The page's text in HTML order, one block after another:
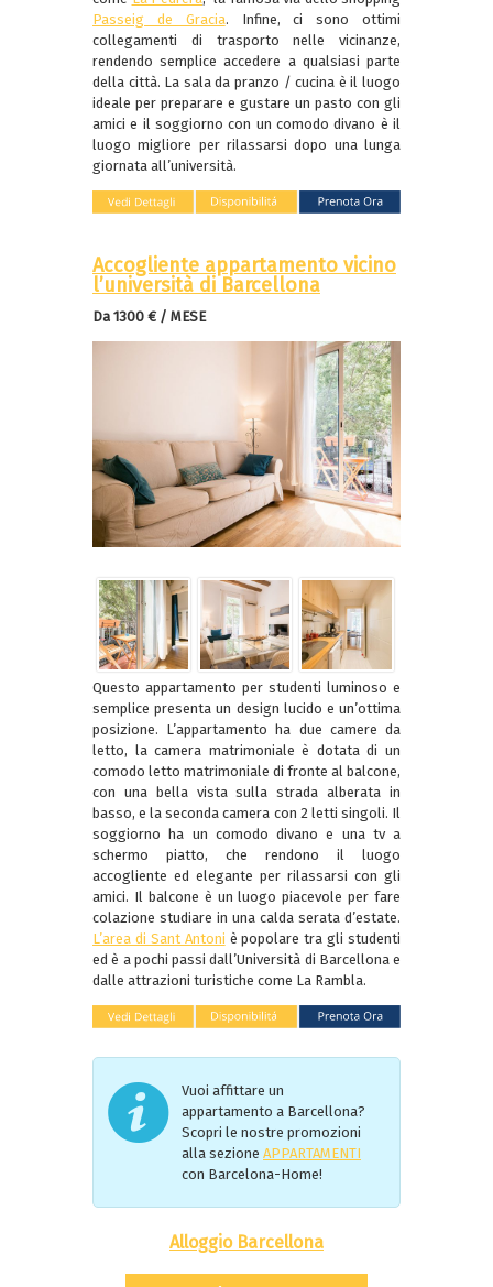
Passeig de Gracia. Infine, ci sono ottimi
collegamenti di trasporto nelle vicinanze,
rendendo semplice accedere a qualsiasi parte
della città. La sala da pranzo / cucina è il luogo
ideale per preparare e gustare un pasto con gli
amici e il soggiorno con un comodo divano è il
luogo migliore per rilassarsi dopo una lunga
giornata all’università.
Accogliente appartamento vicino
l’università di Barcellona
Da 1300 € / MESE
Questo appartamento per studenti luminoso e
semplice presenta un design lucido e un’ottima
posizione. L’appartamento ha due camere da
letto, la camera matrimoniale è dotata di un
comodo letto matrimoniale di fronte al balcone,
con una bella vista sulla strada alberata in
basso, e la seconda camera con 2 letti singoli. Il
soggiorno ha un comodo divano e una tv a
schermo piatto, che rendono il luogo
accogliente ed elegante per rilassarsi con gli
amici. Il balcone è un luogo piacevole per fare
colazione studiare in una calda serata d’estate.
L’area di Sant Antoni è popolare tra gli studenti
ed è a pochi passi dall’Università di Barcellona e
dalle attrazioni turistiche come La Rambla.
Vuoi affittare un
appartamento a Barcellona?
Scopri le nostre promozioni
alla sezione APPARTAMENTI
con Barcelona-Home!
Alloggio Barcellona